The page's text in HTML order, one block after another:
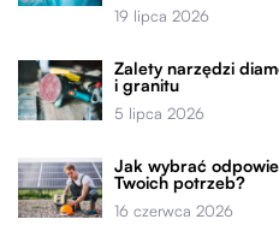
19 lipca 2026
Zalety narzędzi
i granitu
5 lipca 2026
Jak wybrać
Twoich potrzeb?
16 czerwca 2026